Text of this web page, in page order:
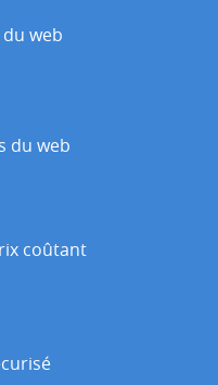
web
du web
coûtant